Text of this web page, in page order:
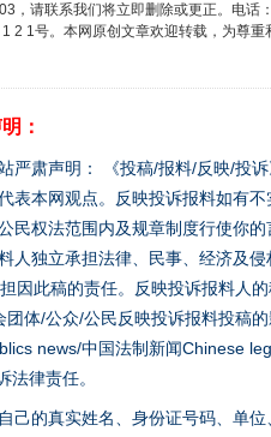
，请联系我们将立即删除或更正。电话
2 1号。本网原创文章欢迎转载，为尊重
：
肃声明： 《投稿/报料/反映/投诉
表本网观点。反映投诉报料如有不
民权法范围内及规章制度行使你的
人独立承担法律、民事、经济及侵
因此稿的责任。反映投诉报料人
体/公众/公民反映投诉报料投稿
news/中国法制新闻Chinese
律责任。
己的真实姓名、身份证号码、单位